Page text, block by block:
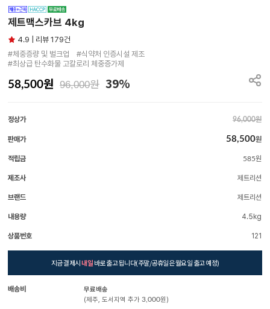
제트맥스카브 4kg
4.9 | 리뷰 179건
#체중증량 및 벌크업　#식약처 인증시설 제조
#최상급 탄수화물 고칼로리 체중증가제
58,500원 96,000원 39%
정상가 96,000원
판매가 58,500원
적립금 585원
제조사 제트리션
브랜드 제트리션
내용량 4.5kg
상품번호 121
지금 결제시내일바로 출고 됩니다(주말/공휴일은 월요일 출고 예정)
배송비
무료배송
(제주, 도서지역 추가 3,000원)